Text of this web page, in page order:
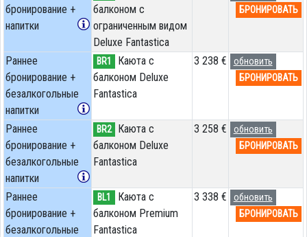
бронирование +
напитки
балконом c
ограниченным видом
Deluxe Fantastica
БРОНИРОВАТЬ
Раннее
бронирование +
безалкогольные
напитки
BR1
Каюта с
балконом Deluxe
Fantastica
3 238 €
обновить
БРОНИРОВАТЬ
Раннее
бронирование +
безалкогольные
напитки
BR2
Каюта с
балконом Deluxe
Fantastica
3 258 €
обновить
БРОНИРОВАТЬ
Раннее
бронирование +
безалкогольные
BL1
Каюта с
балконом Premium
Fantastica
3 338 €
обновить
БРОНИРОВАТЬ